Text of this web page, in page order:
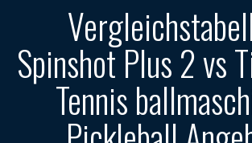
Spinshot Plus 2 vs
Tennis